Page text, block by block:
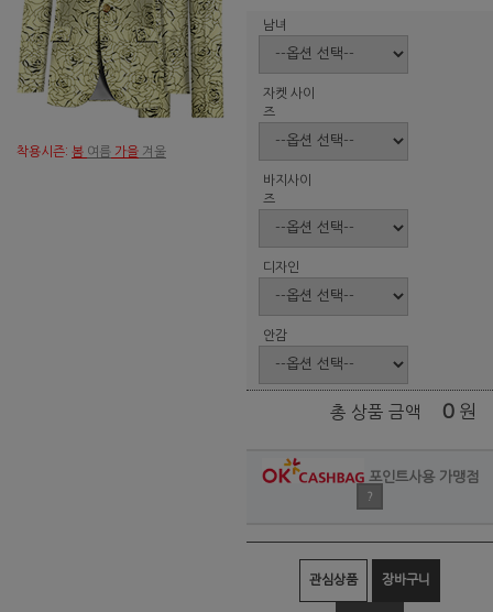
착용시즌: 봄 여름 가을 겨울
남녀
자켓 사이
즈
바지사이
즈
디자인
안감
총 상품 금액 0 원
포인트사용 가맹점
?
관심상품 장바구니